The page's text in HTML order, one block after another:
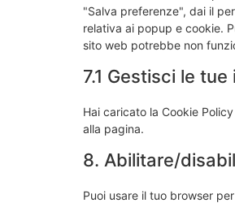
"Salva preferenze", dai il
relativa ai popup e cookie.
sito web potrebbe non
7.1 Gestisci le
Hai caricato la Cookie
alla pagina.
8. Abilitare/
Puoi usare il tuo browser